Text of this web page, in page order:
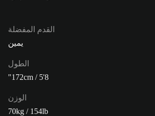
القدم المفضلة
يمين
الطول
172cm / 5'8"
الوزن
70kg / 154lb